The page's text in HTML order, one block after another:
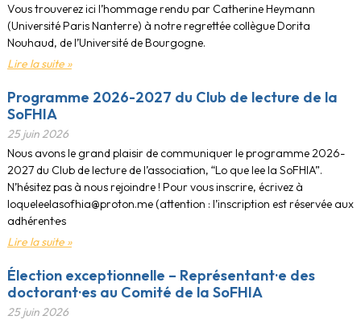
Vous trouverez ici l’hommage rendu par Catherine Heymann
(Université Paris Nanterre) à notre regrettée collègue Dorita
Nouhaud, de l’Université de Bourgogne.
Lire la suite »
Programme 2026-2027 du Club de lecture de la
SoFHIA
25 juin 2026
Nous avons le grand plaisir de communiquer le programme 2026-
2027 du Club de lecture de l’association, “Lo que lee la SoFHIA”.
N’hésitez pas à nous rejoindre ! Pour vous inscrire, écrivez à
loqueleelasofhia@proton.me (attention : l’inscription est réservée aux
adhérent·e·s
Lire la suite »
Élection exceptionnelle – Représentant·e des
doctorant·es au Comité de la SoFHIA
25 juin 2026